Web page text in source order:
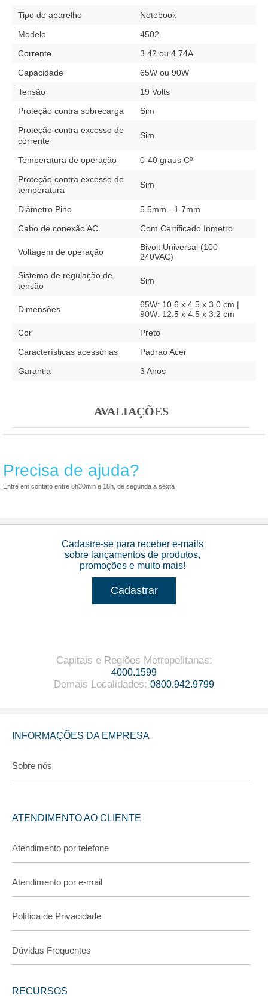
Tipo de aparelho
Notebook
Modelo
4502
Corrente
3.42 ou 4.74A
Capacidade
65W ou 90W
Tensão
19 Volts
Proteção contra sobrecarga
Sim
Proteção contra excesso de
corrente
Sim
Temperatura de operação
0-40 graus Cº
Proteção contra excesso de
temperatura
Sim
Diâmetro Pino
5.5mm - 1.7mm
Cabo de conexão AC
Com Certificado Inmetro
Voltagem de operação
Bivolt Universal (100-
240VAC)
Sistema de regulação de
tensão
Sim
Dimensões
65W: 10.6 x 4.5 x 3.0 cm |
90W: 12.5 x 4.5 x 3.2 cm
Cor
Preto
Características acessórias
Padrao Acer
Garantia
3 Anos
AVALIAÇÕES
Precisa de ajuda?
Entre em contato entre 8h30min e 18h, de segunda a sexta
Cadastre-se para receber e-mails
sobre lançamentos de produtos,
promoções e muito mais!
Cadastrar
Capitais e Regiões Metropolitanas:
4000.1599
Demais Localidades: 0800.942.9799
INFORMAÇÕES DA EMPRESA
Sobre nós
ATENDIMENTO AO CLIENTE
Atendimento por telefone
Atendimento por e-mail
Política de Privacidade
Dúvidas Frequentes
RECURSOS